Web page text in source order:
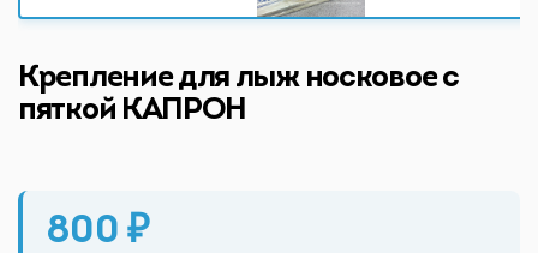
Крепление для лыж носковое с
пяткой КАПРОН
800 ₽